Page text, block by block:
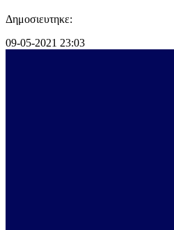
Δημοσιευτηκε:
09-05-2021 23:03